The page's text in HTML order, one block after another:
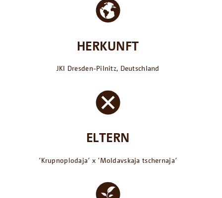
HERKUNFT
JKI Dresden-Pilnitz, Deutschland
ELTERN
՚Krupnoplodaja՚ x ՚Moldavskaja tschernaja՚